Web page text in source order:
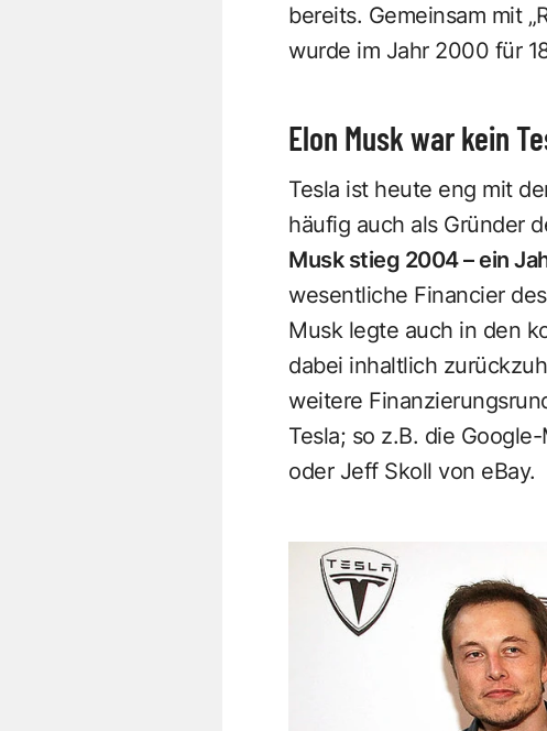
bereits. Gemeinsam mit
wurde im Jahr 2000 für
Elon Musk war kein
Tesla ist heute eng mit
häufig auch als Gründer
Musk stieg 2004 – ein
wesentliche Financier
Musk legte auch in den
dabei inhaltlich
weitere
Tesla; so z.B. die
oder Jeff Skoll von eBay.